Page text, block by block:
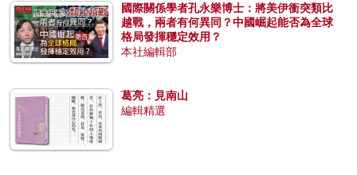
國際關係學者孔永樂博士：將美伊衝突類比
越戰，兩者有何異同？中國崛起能否為全球
格局發揮穩定效用？
本社編輯部
葛亮：見南山
編輯精選